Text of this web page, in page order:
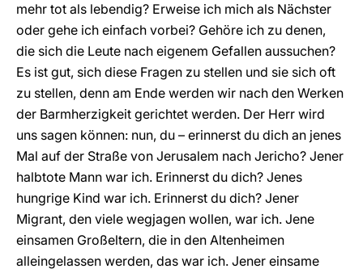
mehr tot als lebendig? Erweise ich mich als Nächster
oder gehe ich einfach vorbei? Gehöre ich zu denen,
die sich die Leute nach eigenem Gefallen aussuchen?
Es ist gut, sich diese Fragen zu stellen und sie sich oft
zu stellen, denn am Ende werden wir nach den Werken
der Barmherzigkeit gerichtet werden. Der Herr wird
uns sagen können: nun, du – erinnerst du dich an jenes
Mal auf der Straße von Jerusalem nach Jericho? Jener
halbtote Mann war ich. Erinnerst du dich? Jenes
hungrige Kind war ich. Erinnerst du dich? Jener
Migrant, den viele wegjagen wollen, war ich. Jene
einsamen Großeltern, die in den Altenheimen
alleingelassen werden, das war ich. Jener einsame